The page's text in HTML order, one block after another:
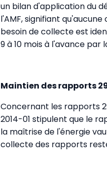
un bilan d'application du
l'AMF, signifiant
besoin de collecte est
9 à 10 mois à l'avance par
Maintien des rapports
Concernant les rapports
2014-01 stipulent que le
la maîtrise de l'énergie
collecte des rapports